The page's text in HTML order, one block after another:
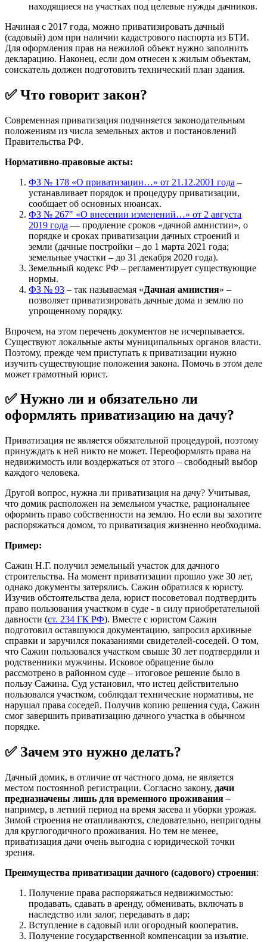
находящиеся на участках под целевые нужды дачников.
Начиная с 2017 года, можно приватизировать дачный
(садовый) дом при наличии кадастрового паспорта из БТИ.
Для оформления прав на нежилой объект нужно заполнить
декларацию. Наконец, если дом отнесен к жилым объектам,
соискатель должен подготовить технический план здания.
✅ Что говорит закон?
Современная приватизация подчиняется законодательным
положениям из числа земельных актов и постановлений
Правительства РФ.
Нормативно-правовые акты:
ФЗ № 178 «О приватизации…» от 21.12.2001 года –
устанавливает порядок и процедуру приватизации,
сообщает об основных нюансах.
ФЗ № 267″ «О внесении изменений…» от 2 августа
2019 года — продление сроков «дачной амнистии», о
порядке и сроках приватизации дачных строений и
земли (дачные постройки – до 1 марта 2021 года;
земельные участки – до 31 декабря 2020 года).
Земельный кодекс РФ – регламентирует существующие
нормы.
ФЗ № 93 – так называемая «Дачная амнистия» –
позволяет приватизировать дачные дома и землю по
упрощенному порядку.
Впрочем, на этом перечень документов не исчерпывается.
Существуют локальные акты муниципальных органов власти.
Поэтому, прежде чем приступать к приватизации нужно
изучить существующие положения закона. Помочь в этом деле
может грамотный юрист.
✅ Нужно ли и обязательно ли
оформлять приватизацию на дачу?
Приватизация не является обязательной процедурой, поэтому
принуждать к ней никто не может. Переоформлять права на
недвижимость или воздержаться от этого – свободный выбор
каждого человека.
Другой вопрос, нужна ли приватизация на дачу? Учитывая,
что домик расположен на земельном участке, рациональнее
оформить право собственности на землю. Но если вы захотите
распоряжаться домом, то приватизация жизненно необходима.
Пример:
Сажин Н.Г. получил земельный участок для дачного
строительства. На момент приватизации прошло уже 30 лет,
однако документы затерялись. Сажин обратился к юристу.
Изучив обстоятельства дела, юрист посоветовал подтвердить
право пользования участком в суде - в силу приобретательной
давности (ст. 234 ГК РФ). Вместе с юристом Сажин
подготовил оставшуюся документацию, запросил архивные
справки и заручился показаниями свидетелей-соседей. О том,
что Сажин пользовался участком свыше 30 лет подтвердили и
родственники мужчины. Исковое обращение было
рассмотрено в районном суде – итоговое решение было в
пользу Сажина. Суд установил, что истец действительно
пользовался участком, соблюдал технические нормативы, не
нарушал права соседей. Получив копию решения суда, Сажин
смог завершить приватизацию дачного участка в обычном
порядке.
✅ Зачем это нужно делать?
Дачный домик, в отличие от частного дома, не является
местом постоянной регистрации. Согласно закону, дачи
предназначены лишь для временного проживания –
например, в летний период на время засева и уборки урожая.
Зимой строения не отапливаются, следовательно, непригодны
для круглогодичного проживания. Но тем не менее,
приватизация дачи очень выгодна с юридической точки
зрения.
Преимущества приватизации дачного (садового) строения:
Получение права распоряжаться недвижимостью:
продавать, сдавать в аренду, обменивать, включать в
наследство или залог, передавать в дар;
Вступление в садовый или огородный кооператив.
Получение государственной компенсации за изъятие.